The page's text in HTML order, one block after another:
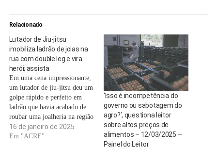
Relacionado
Lutador de Jiu-jitsu
imobiliza ladrão de joias na
rua com double leg e vira
herói; assista
Em uma cena impressionante,
um lutador de jiu-jitsu deu um
golpe rápido e perfeito em
ladrão que havia acabado de
roubar uma joalheria na região
central de Caraguatatuba,
Litoral Norte de São Paulo.
16 de janeiro de 2025
Em "ACRE"
‘Isso é incompetência do
governo ou sabotagem do
agro?’, questiona leitor
sobre altos preços de
alimentos – 12/03/2025 –
Painel do Leitor